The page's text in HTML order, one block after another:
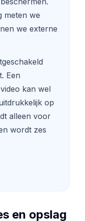
meten we
we externe
Een
kan wel
op
alleen voor
wordt zes
en opslag